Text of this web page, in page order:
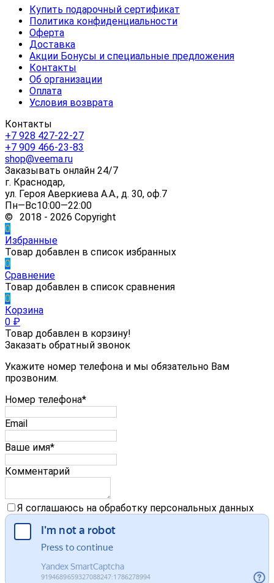
Купить подарочный сертификат
Политика конфиденциальности
Оферта
Доставка
Акции Бонусы и специальные предложения
Контакты
Об организации
Оплата
Условия возврата
Контакты
+7 928 427-22-27
+7 909 466-23-83
shop@veema.ru
Заказывать онлайн 24/7
г. Краснодар,
ул. Героя Аверкиева А.А., д. 30, оф.7
Пн—Вс10:00—22:00
© 2018 - 2026 Copyright
0
Избранные
Товар добавлен в список избранных
0
Сравнение
Товар добавлен в список сравнения
0
Корзина
0 ₽
Товар добавлен в корзину!
Заказать обратный звонок
Укажите номер телефона и мы обязательно Вам
прозвоним.
Номер телефона*
Email
Ваше имя*
Комментарий
Я соглашаюсь на обработку персональных данных